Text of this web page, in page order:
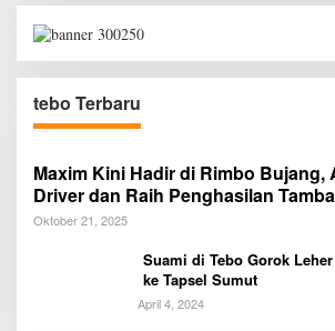
tebo Terbaru
Maxim Kini Hadir di Rimbo Bujang,
Driver dan Raih Penghasilan
Oktober 21, 2025
Suami di Tebo Gorok
ke Tapsel Sumut
April 4, 2024